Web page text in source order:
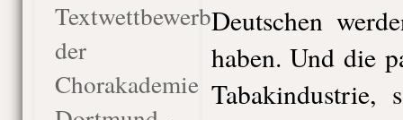
Textwettbewerb
der
Chorakademie
Deutschen
haben. Und die
Tabakindustrie,